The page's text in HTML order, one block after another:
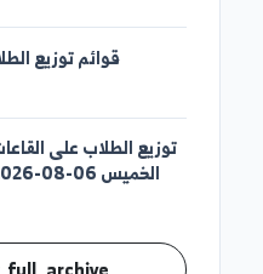
2026/08/07
2026/08/07
قوائم توزيع الطلاب السنة الاولى